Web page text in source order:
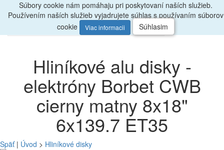
Radiporadíme, zavolajte047/4397722
Menu
0
Hliníkové alu disky -
elektróny Borbet CWB
cierny matny 8x18"
6x139.7 ET35
Späť| Úvod > Hliníkové disky
Súbory cookie nám pomáhaju pri poskytovaní naších služieb.
Používením naších služieb vyjadrujete súhlas s používaním súborov
cookie
Viac informacii Súhlasim